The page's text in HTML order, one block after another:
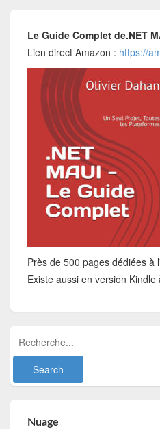
Le Guide Complet de.NET
Lien direct Amazon : https://
Près de 500 pages dédiées à
Existe aussi en version Kindle
Nuage